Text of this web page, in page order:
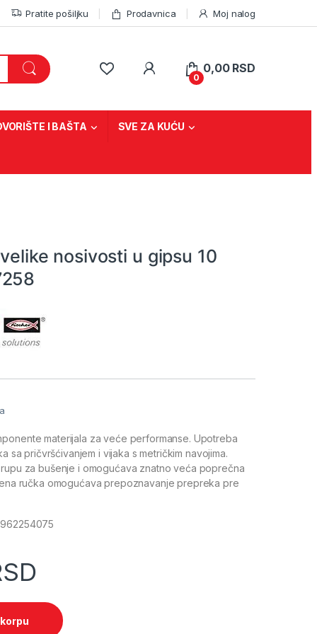
Pratite pošiljku Prodavnica Moj nalog
0
0,00 RSD
I BAŠTA SVE ZA KUĆU
nosivosti u gipsu 10
materijala za veće performanse. Upotreba
sa pričvršćivanjem i vijaka s metričkim navojima.
za bušenje i omogućava znatno veća poprečna
ručka omogućava prepoznavanje prepreka pre